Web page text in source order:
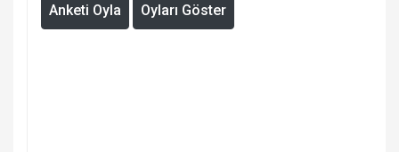
Anketi Oyla Oyları Göster